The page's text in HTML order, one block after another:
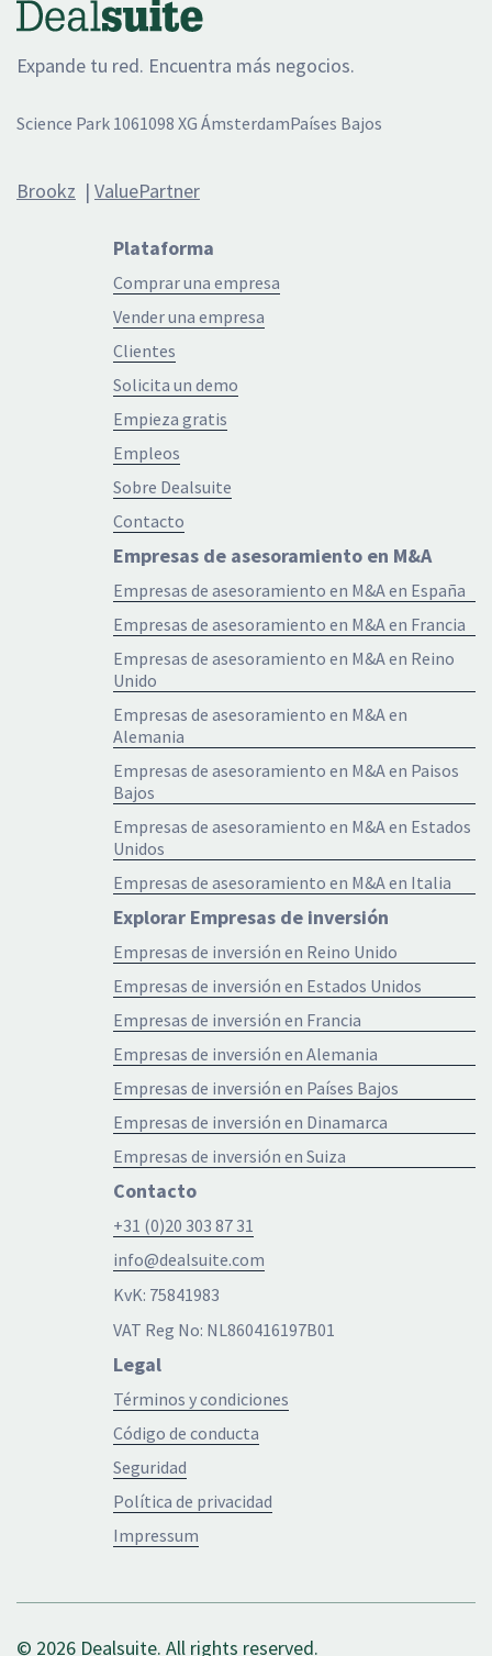
Expande tu red. Encuentra más negocios.
Science Park 1061098 XG ÁmsterdamPaíses Bajos
Brookz | ValuePartner
Plataforma
Comprar una empresa
Vender una empresa
Clientes
Solicita un demo
Empieza gratis
Empleos
Sobre Dealsuite
Contacto
Empresas de asesoramiento en M&A
Empresas de asesoramiento en M&A en España
Empresas de asesoramiento en M&A en Francia
Empresas de asesoramiento en M&A en Reino
Unido
Empresas de asesoramiento en M&A en
Alemania
Empresas de asesoramiento en M&A en Paisos
Bajos
Empresas de asesoramiento en M&A en Estados
Unidos
Empresas de asesoramiento en M&A en Italia
Explorar Empresas de inversión
Empresas de inversión en Reino Unido
Empresas de inversión en Estados Unidos
Empresas de inversión en Francia
Empresas de inversión en Alemania
Empresas de inversión en Países Bajos
Empresas de inversión en Dinamarca
Empresas de inversión en Suiza
Contacto
+31 (0)20 303 87 31
info@dealsuite.com
KvK: 75841983
VAT Reg No: NL860416197B01
Legal
Términos y condiciones
Código de conducta
Seguridad
Política de privacidad
Impressum
© 2026 Dealsuite. All rights reserved.